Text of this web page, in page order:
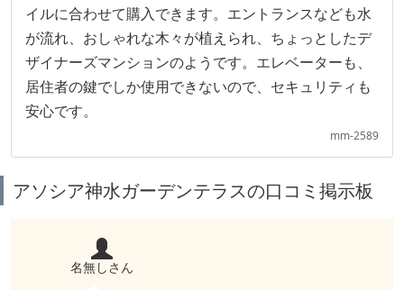
イルに合わせて購入できます。エントランスなども水
が流れ、おしゃれな木々が植えられ、ちょっとしたデ
ザイナーズマンションのようです。エレベーターも、
居住者の鍵でしか使用できないので、セキュリティも
安心です。
mm-2589
アソシア神水ガーデンテラスの口コミ掲示板
名無しさん